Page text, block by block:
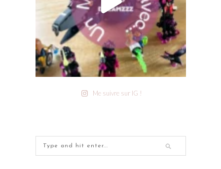
Me suivre sur IG !